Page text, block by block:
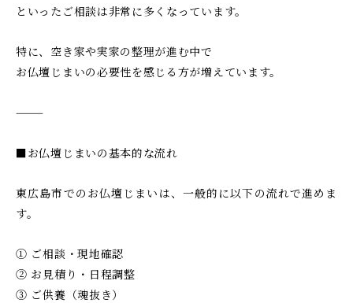
る
芸
津
といったご相談は非常に多くなっています。
特に、空き家や実家の整理が進む中で
お仏壇じまいの必要性を感じる方が増えています。
⸻
■お仏壇じまいの基本的な流れ
東広島市でのお仏壇じまいは、一般的に以下の流れで進めま
す。
① ご相談・現地確認
② お見積り・日程調整
③ ご供養（魂抜き）